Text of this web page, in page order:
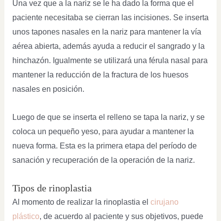
Una vez que a la nariz se le ha dado la forma que el
paciente necesitaba se cierran las incisiones. Se inserta
unos tapones nasales en la nariz para mantener la vía
aérea abierta, además ayuda a reducir el sangrado y la
hinchazón. Igualmente se utilizará una férula nasal para
mantener la reducción de la fractura de los huesos
nasales en posición.
Luego de que se inserta el relleno se tapa la nariz, y se
coloca un pequeño yeso, para ayudar a mantener la
nueva forma. Esta es la primera etapa del período de
sanación y recuperación de la operación de la nariz.
Tipos de rinoplastia
Al momento de realizar la rinoplastia el cirujano
plástico, de acuerdo al paciente y sus objetivos, puede